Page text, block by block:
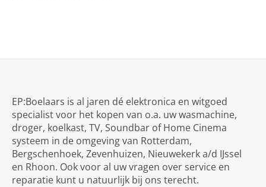
EP:Boelaars is al jaren dé elektronica en witgoed
specialist voor het kopen van o.a. uw wasmachine,
droger, koelkast, TV, Soundbar of Home Cinema
systeem in de omgeving van Rotterdam,
Bergschenhoek, Zevenhuizen, Nieuwekerk a/d IJssel
en Rhoon. Ook voor al uw vragen over service en
reparatie kunt u natuurlijk bij ons terecht.